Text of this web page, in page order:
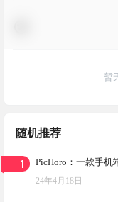
暂
随机推荐
1 PicHoro：一款手机
24年4月18日